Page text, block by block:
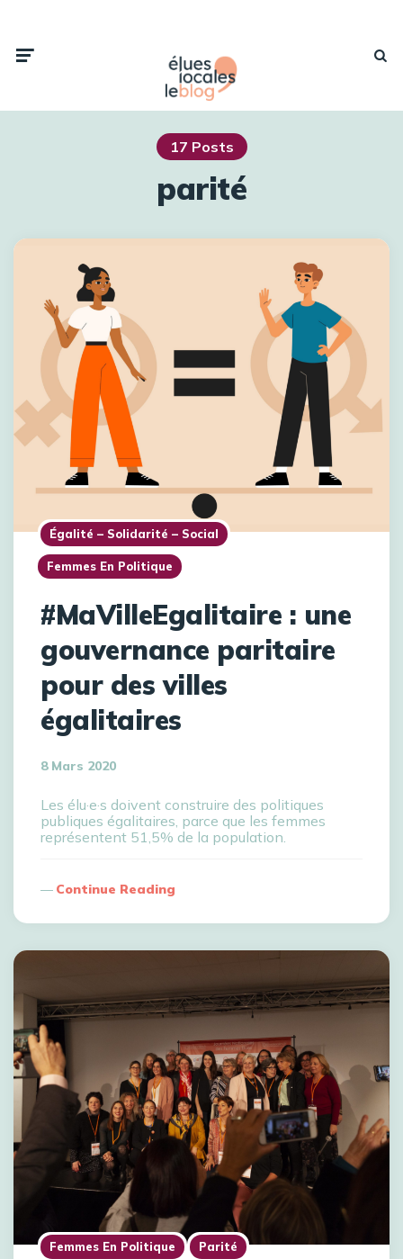
17 Posts
parité
Égalité – Solidarité – Social
Femmes En Politique
#MaVilleEgalitaire : une
gouvernance paritaire
pour des villes
égalitaires
8 Mars 2020
Les élu·e·s doivent construire des politiques
publiques égalitaires, parce que les femmes
représentent 51,5% de la population.
Continue Reading
Femmes En Politique Parité